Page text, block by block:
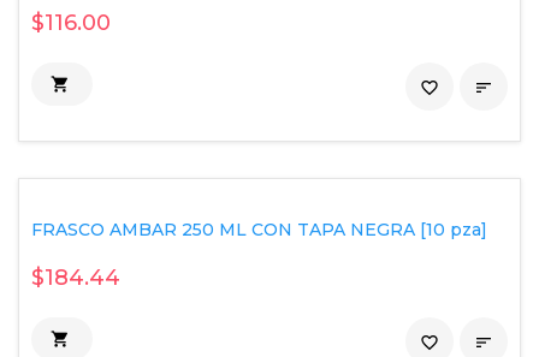
$116.00
 
favorite_border
FRASCO AMBAR 250 ML CON TAPA NEGRA [10 pza]
$184.44
 
favorite_border